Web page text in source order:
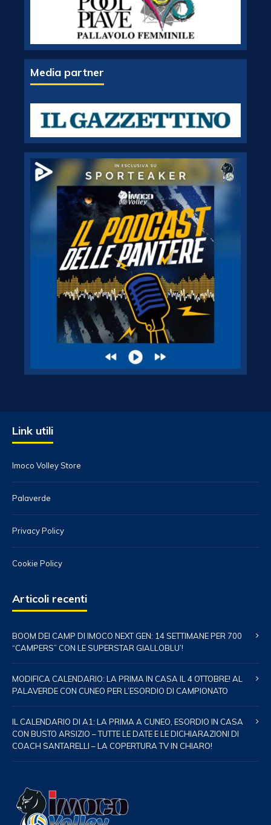
Media partner
Link utili
Imoco Volley Store
Palaverde
Privacy Policy
Cookie Policy
Articoli recenti
BOOM DEI CAMP DI IMOCO NEXT GEN: 14 SETTIMANE PER 700
“CAMPERS” CON LE SUPERSTAR GIALLOBLU’!
MODIFICA CALENDARIO: LA PRIMA IN CASA IL 4 OTTOBRE! AL
PALAVERDE CON CUNEO PER L’ESORDIO DI CAMPIONATO
IL CALENDARIO DI A1: LA PRIMA A CUNEO, ESORDIO IN CASA
CON BUSTO ARSIZIO – TUTTE LE DATE E LE DICHIARAZIONI DI
COACH SANTARELLI – LA COPERTURA TV IN CHIARO!